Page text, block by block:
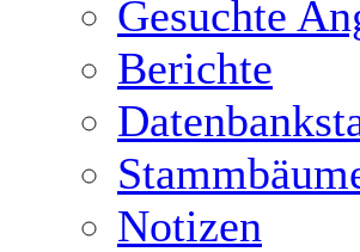
Gesuchte
Berichte
Notizen